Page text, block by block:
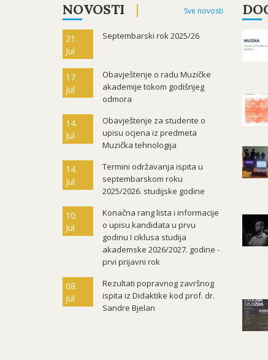
Sve novosti
NOVOSTI
21.
Jul
Septembarski rok 2025/26
17.
Jul
Obavještenje o radu Muzičke
akademije tokom godišnjeg
odmora
14.
Jul
Obavještenje za studente o
upisu ocjena iz predmeta
Muzička tehnologija
14.
Jul
Termini održavanja ispita u
septembarskom roku
2025/2026. studijske godine
10.
Jul
Konačna rang lista i informacije
o upisu kandidata u prvu
godinu I ciklusa studija
akademske 2026/2027. godine -
prvi prijavni rok
08.
Jul
Rezultati popravnog završnog
ispita iz Didaktike kod prof. dr.
Sandre Bjelan